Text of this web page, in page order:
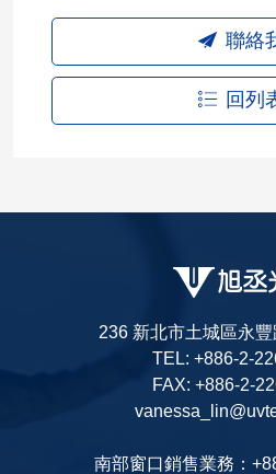
聯絡
回列
236 新北市土城區永
TEL: +886-2-
FAX: +886-2-
南部窗口銷售業務：